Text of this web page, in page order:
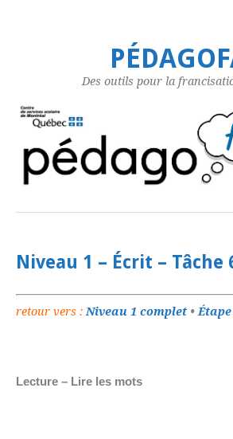
Des outils pour la
Niveau 1 – Écrit – Tâche
retour vers : Niveau 1 complet • Étape
Lecture – Lire les mots